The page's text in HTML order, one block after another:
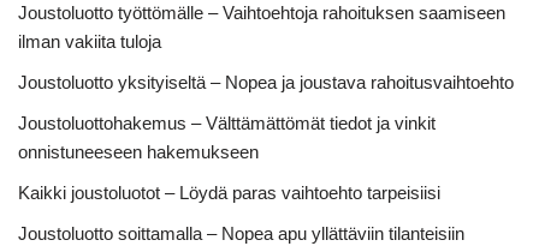
Joustoluotto työttömälle – Vaihtoehtoja rahoituksen saamiseen
ilman vakiita tuloja
Joustoluotto yksityiseltä – Nopea ja joustava rahoitusvaihtoehto
Joustoluottohakemus – Välttämättömät tiedot ja vinkit
onnistuneeseen hakemukseen
Kaikki joustoluotot – Löydä paras vaihtoehto tarpeisiisi
Joustoluotto soittamalla – Nopea apu yllättäviin tilanteisiin